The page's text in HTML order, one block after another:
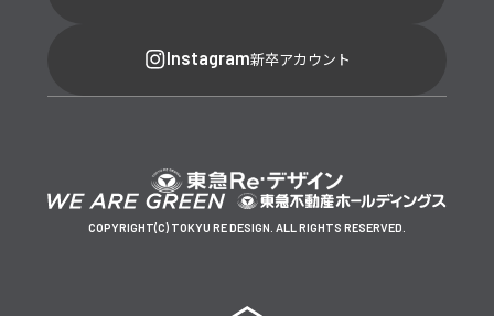
Instagram新卒アカウント
COPYRIGHT(C) TOKYU RE DESIGN. ALL RIGHTS RESERVED.